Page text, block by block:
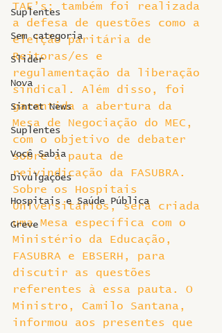
Suplentes
Sem categoria
Slider
Nova
Sintet News
Suplentes
Você Sabia
Divulgações
Hospitais e Saúde Pública
Greve
TAE’s; também foi realizada
a defesa de questões como a
eleição paritária de
Reitoras/es e
regulamentação da liberação
sindical. Além disso, foi
garantida a abertura da
Mesa de Negociação do MEC,
com o objetivo de debater
sobre a pauta de
reivindicação da FASUBRA.
Sobre os Hospitais
Universitários, será criada
uma Mesa específica com o
Ministério da Educação,
FASUBRA e EBSERH, para
discutir as questões
referentes à essa pauta. O
Ministro, Camilo Santana,
informou aos presentes que